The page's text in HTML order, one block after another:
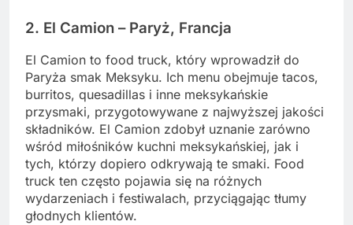
2. El Camion – Paryż, Francja
El Camion to food truck, który wprowadził do
Paryża smak Meksyku. Ich menu obejmuje tacos,
burritos, quesadillas i inne meksykańskie
przysmaki, przygotowywane z najwyższej jakości
składników. El Camion zdobył uznanie zarówno
wśród miłośników kuchni meksykańskiej, jak i
tych, którzy dopiero odkrywają te smaki. Food
truck ten często pojawia się na różnych
wydarzeniach i festiwalach, przyciągając tłumy
głodnych klientów.